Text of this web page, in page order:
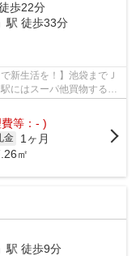
歩22分
」駅 徒歩33分
新生活を！】池袋までＪ
にはスーパ他買物する施
等：- )
金
1ヶ月
㎡
」駅 徒歩9分